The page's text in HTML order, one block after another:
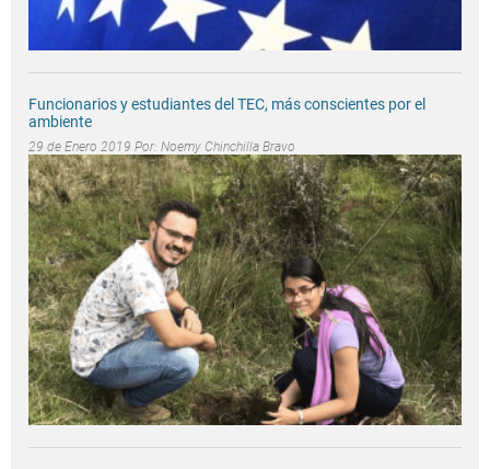
Funcionarios y estudiantes del TEC, más conscientes por el
ambiente
29 de Enero 2019 Por: Noemy Chinchilla Bravo